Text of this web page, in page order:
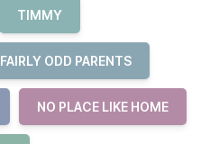
TIMMY
FAIRLY ODD PARENTS
NO PLACE LIKE HOME